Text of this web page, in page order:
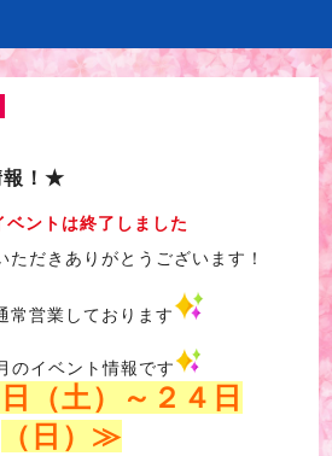
報！★
ントは終了しました
ただきありがとうございます！
常営業しております
のイベント情報です
（土）～２４日
（日）≫